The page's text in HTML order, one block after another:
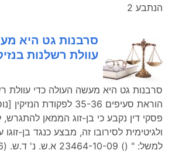
הנתבע 2
סרבנות גט היא
עוולת רשלנות
הוראת סעיפים 35-36
פסקי דין נקבע כי בן-זוג הממאן
ולגיטימית לסירובו זה, מבצע כנגד בן-
למשל: " () 23464-10-09 א.ש. נ' ד.ש. (6